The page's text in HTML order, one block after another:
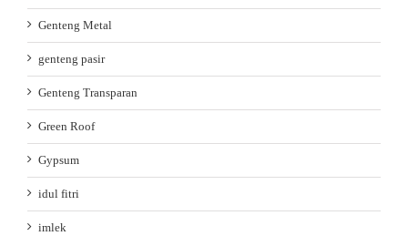
Genteng Metal
genteng pasir
Genteng Transparan
Green Roof
Gypsum
idul fitri
imlek